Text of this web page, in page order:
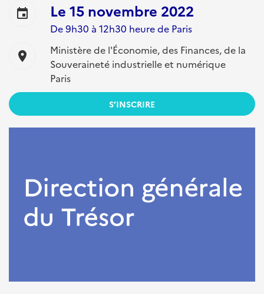
event Le 15 novembre 2022
De 9h30 à 12h30 heure de Paris
location_on
Ministère de l'Économie, des Finances, de la
Souveraineté industrielle et numérique
Paris
S’INSCRIRE